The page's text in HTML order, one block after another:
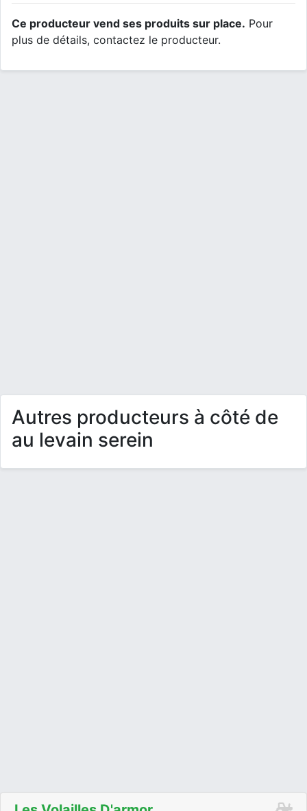
Ce producteur vend ses produits sur place. Pour
plus de détails, contactez le producteur.
Autres producteurs à côté de
au levain serein